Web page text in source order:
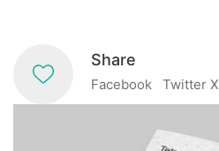
Share
Facebook Twitter X